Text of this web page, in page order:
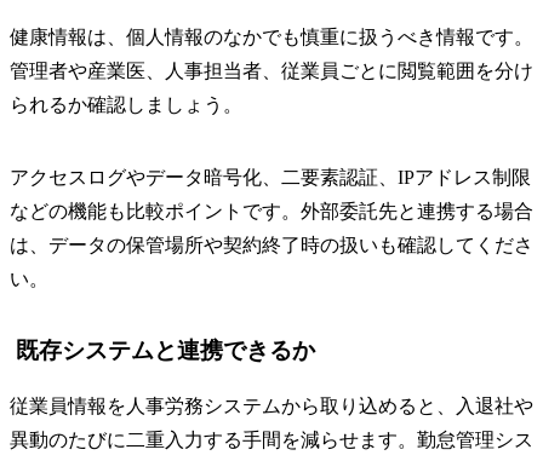
健康情報は、個人情報のなかでも慎重に扱うべき情報です。
管理者や産業医、人事担当者、従業員ごとに閲覧範囲を分け
られるか確認しましょう。
アクセスログやデータ暗号化、二要素認証、IPアドレス制限
などの機能も比較ポイントです。外部委託先と連携する場合
は、データの保管場所や契約終了時の扱いも確認してくださ
い。
既存システムと連携できるか
従業員情報を人事労務システムから取り込めると、入退社や
異動のたびに二重入力する手間を減らせます。勤怠管理シス